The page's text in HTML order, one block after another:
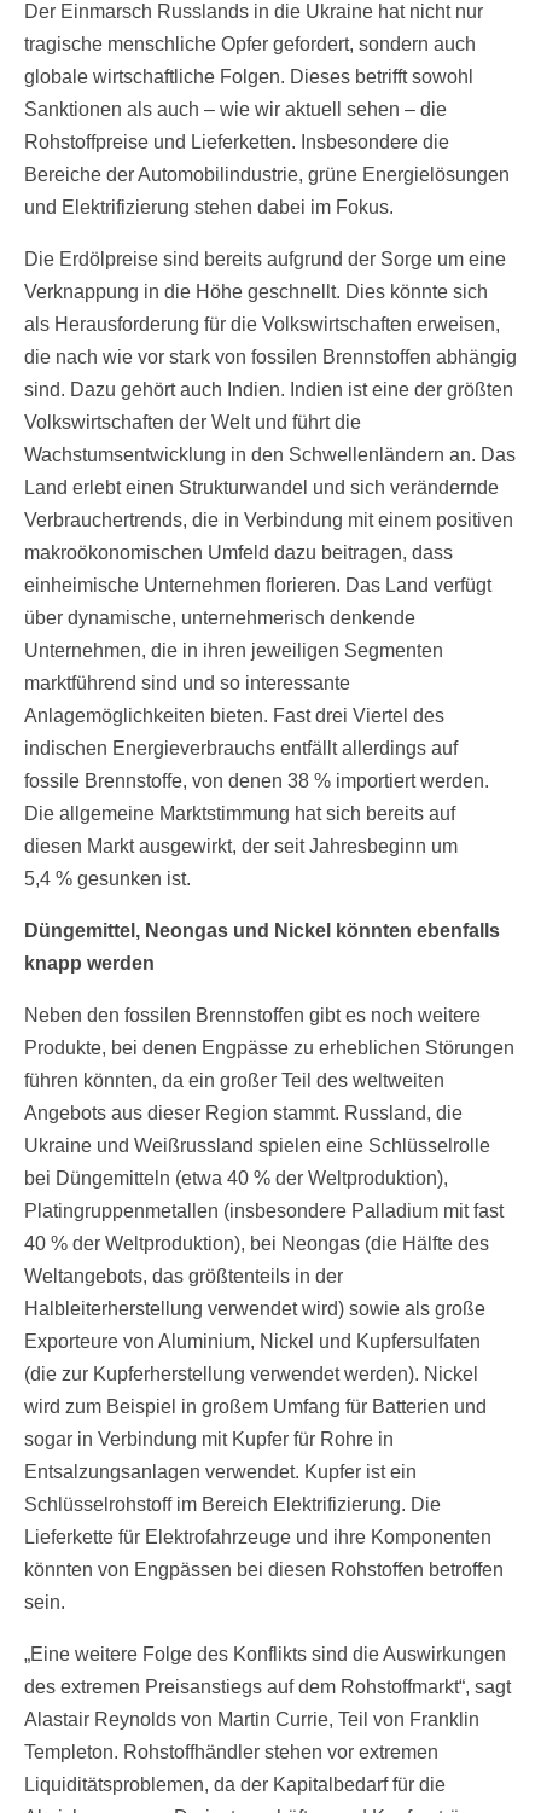
Der Einmarsch Russlands in die Ukraine hat nicht nur
tragische menschliche Opfer gefordert, sondern auch
globale wirtschaftliche Folgen. Dieses betrifft sowohl
Sanktionen als auch – wie wir aktuell sehen – die
Rohstoffpreise und Lieferketten. Insbesondere die
Bereiche der Automobilindustrie, grüne Energielösungen
und Elektrifizierung stehen dabei im Fokus.
Die Erdölpreise sind bereits aufgrund der Sorge um eine
Verknappung in die Höhe geschnellt. Dies könnte sich
als Herausforderung für die Volkswirtschaften erweisen,
die nach wie vor stark von fossilen Brennstoffen abhängig
sind. Dazu gehört auch Indien. Indien ist eine der größten
Volkswirtschaften der Welt und führt die
Wachstumsentwicklung in den Schwellenländern an. Das
Land erlebt einen Strukturwandel und sich verändernde
Verbrauchertrends, die in Verbindung mit einem positiven
makroökonomischen Umfeld dazu beitragen, dass
einheimische Unternehmen florieren. Das Land verfügt
über dynamische, unternehmerisch denkende
Unternehmen, die in ihren jeweiligen Segmenten
marktführend sind und so interessante
Anlagemöglichkeiten bieten. Fast drei Viertel des
indischen Energieverbrauchs entfällt allerdings auf
fossile Brennstoffe, von denen 38 % importiert werden.
Die allgemeine Marktstimmung hat sich bereits auf
diesen Markt ausgewirkt, der seit Jahresbeginn um
5,4 % gesunken ist.
Düngemittel, Neongas und Nickel könnten ebenfalls
knapp werden
Neben den fossilen Brennstoffen gibt es noch weitere
Produkte, bei denen Engpässe zu erheblichen Störungen
führen könnten, da ein großer Teil des weltweiten
Angebots aus dieser Region stammt. Russland, die
Ukraine und Weißrussland spielen eine Schlüsselrolle
bei Düngemitteln (etwa 40 % der Weltproduktion),
Platingruppenmetallen (insbesondere Palladium mit fast
40 % der Weltproduktion), bei Neongas (die Hälfte des
Weltangebots, das größtenteils in der
Halbleiterherstellung verwendet wird) sowie als große
Exporteure von Aluminium, Nickel und Kupfersulfaten
(die zur Kupferherstellung verwendet werden). Nickel
wird zum Beispiel in großem Umfang für Batterien und
sogar in Verbindung mit Kupfer für Rohre in
Entsalzungsanlagen verwendet. Kupfer ist ein
Schlüsselrohstoff im Bereich Elektrifizierung. Die
Lieferkette für Elektrofahrzeuge und ihre Komponenten
könnten von Engpässen bei diesen Rohstoffen betroffen
sein.
„Eine weitere Folge des Konflikts sind die Auswirkungen
des extremen Preisanstiegs auf dem Rohstoffmarkt“, sagt
Alastair Reynolds von Martin Currie, Teil von Franklin
Templeton. Rohstoffhändler stehen vor extremen
Liquiditätsproblemen, da der Kapitalbedarf für die